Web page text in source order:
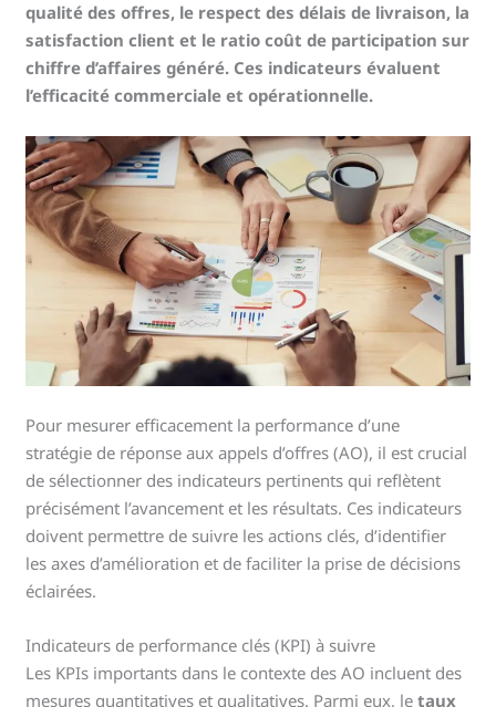
qualité des offres, le respect des délais de livraison, la
satisfaction client et le ratio coût de participation sur
chiffre d’affaires généré. Ces indicateurs évaluent
l’efficacité commerciale et opérationnelle.
Pour mesurer efficacement la performance d’une
stratégie de réponse aux appels d’offres (AO), il est crucial
de sélectionner des indicateurs pertinents qui reflètent
précisément l’avancement et les résultats. Ces indicateurs
doivent permettre de suivre les actions clés, d’identifier
les axes d’amélioration et de faciliter la prise de décisions
éclairées.
Indicateurs de performance clés (KPI) à suivre
Les KPIs importants dans le contexte des AO incluent des
mesures quantitatives et qualitatives. Parmi eux, letaux